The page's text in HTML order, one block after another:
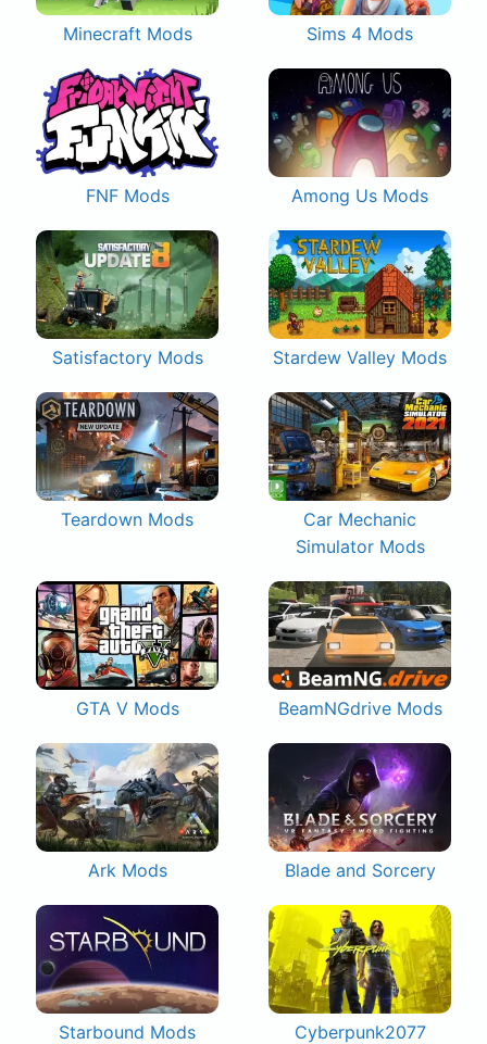
Minecraft Mods Sims 4 Mods
FNF Mods Among Us Mods
Satisfactory Mods Stardew Valley Mods
Teardown Mods
Car Mechanic
Simulator Mods
GTA V Mods BeamNGdrive Mods
Ark Mods Blade and Sorcery
Starbound Mods Cyberpunk2077